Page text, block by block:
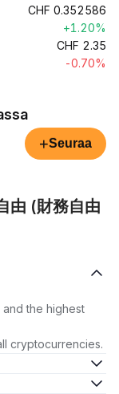
CHF 0.352586
+1.20%
CHF 2.35
-0.70%
+Seuraa
由 (財務自由
the highest
cryptocurrencies.